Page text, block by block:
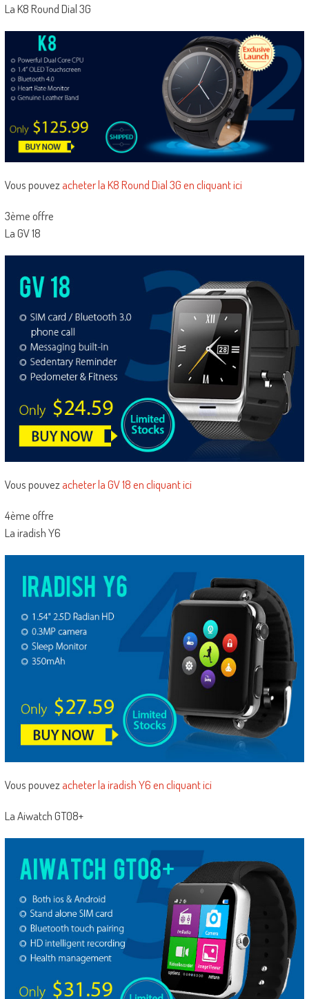
La K8 Round Dial 3G
Vous pouvezacheter la K8 Round Dial 3G en cliquant ici
3ème offre
La GV 18
Vous pouvez acheter la GV 18 en cliquant ici
4ème offre
La iradish Y6
Vous pouvezacheter la iradish Y6 en cliquant ici
La Aiwatch GT08+